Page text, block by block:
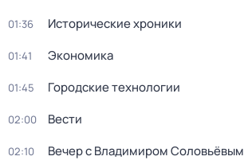
01:36 Исторические хроники
01:41 Экономика
01:45 Городские технологии
02:00 Вести
02:10 Вечер с Владимиром Соловьёвым